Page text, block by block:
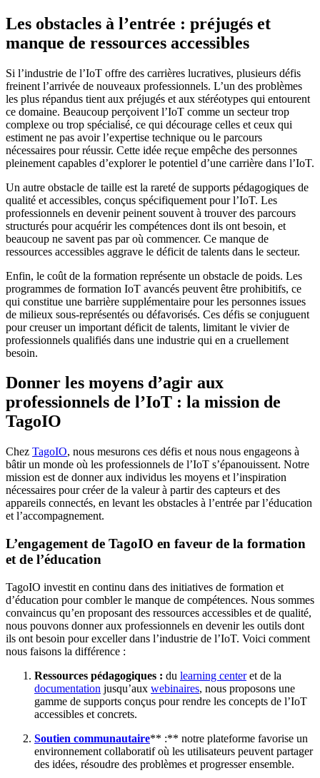
Les obstacles à l’entrée : préjugés et
manque de ressources accessibles
Si l’industrie de l’IoT offre des carrières lucratives, plusieurs défis
freinent l’arrivée de nouveaux professionnels. L’un des problèmes
les plus répandus tient aux préjugés et aux stéréotypes qui entourent
ce domaine. Beaucoup perçoivent l’IoT comme un secteur trop
complexe ou trop spécialisé, ce qui décourage celles et ceux qui
estiment ne pas avoir l’expertise technique ou le parcours
nécessaires pour réussir. Cette idée reçue empêche des personnes
pleinement capables d’explorer le potentiel d’une carrière dans l’IoT.
Un autre obstacle de taille est la rareté de supports pédagogiques de
qualité et accessibles, conçus spécifiquement pour l’IoT. Les
professionnels en devenir peinent souvent à trouver des parcours
structurés pour acquérir les compétences dont ils ont besoin, et
beaucoup ne savent pas par où commencer. Ce manque de
ressources accessibles aggrave le déficit de talents dans le secteur.
Enfin, le coût de la formation représente un obstacle de poids. Les
programmes de formation IoT avancés peuvent être prohibitifs, ce
qui constitue une barrière supplémentaire pour les personnes issues
de milieux sous-représentés ou défavorisés. Ces défis se conjuguent
pour creuser un important déficit de talents, limitant le vivier de
professionnels qualifiés dans une industrie qui en a cruellement
besoin.
Donner les moyens d’agir aux
professionnels de l’IoT : la mission de
TagoIO
Chez TagoIO, nous mesurons ces défis et nous nous engageons à
bâtir un monde où les professionnels de l’IoT s’épanouissent. Notre
mission est de donner aux individus les moyens et l’inspiration
nécessaires pour créer de la valeur à partir des capteurs et des
appareils connectés, en levant les obstacles à l’entrée par l’éducation
et l’accompagnement.
L’engagement de TagoIO en faveur de la formation
et de l’éducation
TagoIO investit en continu dans des initiatives de formation et
d’éducation pour combler le manque de compétences. Nous sommes
convaincus qu’en proposant des ressources accessibles et de qualité,
nous pouvons donner aux professionnels en devenir les outils dont
ils ont besoin pour exceller dans l’industrie de l’IoT. Voici comment
nous faisons la différence :
Ressources pédagogiques : du learning centeret de la
documentation jusqu’aux webinaires, nous proposons une
gamme de supports conçus pour rendre les concepts de l’IoT
accessibles et concrets.
Soutien communautaire** :** notre plateforme favorise un
environnement collaboratif où les utilisateurs peuvent partager
des idées, résoudre des problèmes et progresser ensemble.